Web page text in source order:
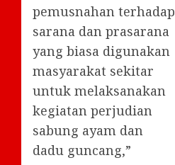
pemusnahan terhadap
sarana dan prasarana
yang biasa digunakan
masyarakat sekitar
untuk melaksanakan
kegiatan perjudian
sabung ayam dan
dadu guncang,”